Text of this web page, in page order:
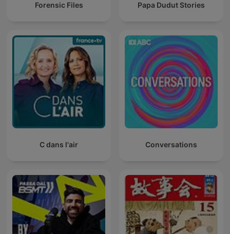
Forensic Files Papa Dudut Stories
C dans l'air Conversations